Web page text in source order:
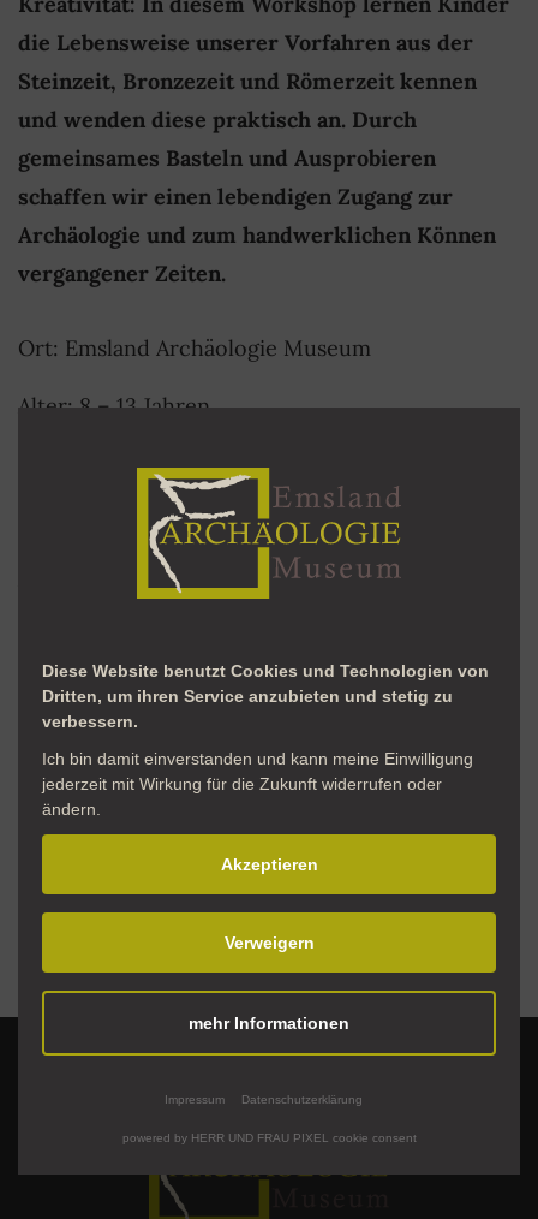
die Lebensweise unserer Vorfahren aus der
Steinzeit, Bronzezeit und Römerzeit kennen
und wenden diese praktisch an. Durch
gemeinsames Basteln und Ausprobieren
schaffen wir einen lebendigen Zugang zur
Archäologie und zum handwerklichen Können
vergangener Zeiten.
Ort: Emsland Archäologie Museum
Alter: 8 – 13 Jahren
Uhrzeit: 15 – 16:30 Uhr
Anmeldung: unter Telefon 05931 6605 oder per
Diese Website benutzt Cookies und Technologien von
Dritten, um ihren Service anzubieten und stetig zu
verbessern.
Ich bin damit einverstanden und kann meine Einwilligung
jederzeit mit Wirkung für die Zukunft widerrufen oder
ändern.
Akzeptieren
Verweigern
mehr Informationen
Impressum Datenschutzerklärung
powered by HERR UND FRAU PIXEL cookie consent